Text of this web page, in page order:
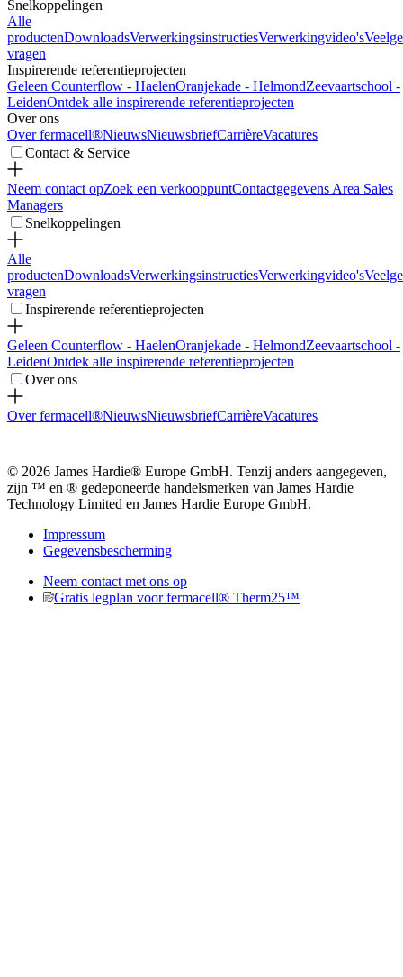
Snelkoppelingen
Alle
productenDownloadsVerwerkingsinstructiesVerwerkingvideo's
vragen
Inspirerende referentieprojecten
Geleen Counterflow - HaelenOranjekade - HelmondZeevaartschool -
LeidenOntdek alle inspirerende referentieprojecten
Over ons
Over fermacell®NieuwsNieuwsbriefCarrièreVacatures
Contact & Service
Neem contact opZoek een verkooppuntContactgegevens Area Sales
Managers
Snelkoppelingen
Alle
productenDownloadsVerwerkingsinstructiesVerwerkingvideo's
vragen
Inspirerende referentieprojecten
Geleen Counterflow - HaelenOranjekade - HelmondZeevaartschool -
LeidenOntdek alle inspirerende referentieprojecten
Over ons
Over fermacell®NieuwsNieuwsbriefCarrièreVacatures
© 2026 James Hardie® Europe GmbH. Tenzij anders aangegeven,
zijn ™ en ® gedeponeerde handelsmerken van James Hardie
Technology Limited en James Hardie Europe GmbH.
Impressum
Gegevensbescherming
Neem contact met ons op
Gratis legplan voor fermacell® Therm25™